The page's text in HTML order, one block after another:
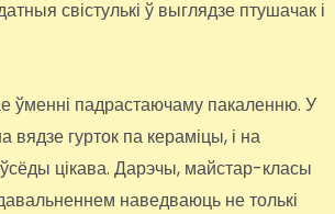
свістулькі ў выглядзе птушачак і
ўменні падрастаючаму пакаленню. У
гурток па кераміцы, і на
цікава. Дарэчы, майстар-класы
наведваюць не толькі